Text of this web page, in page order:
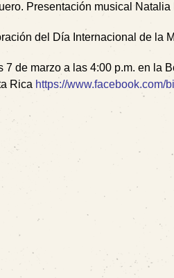
Presentación musical
del Día Internacional de la
7 de marzo a las 4:00 p.m. en la
Rica https://www.facebook.com/